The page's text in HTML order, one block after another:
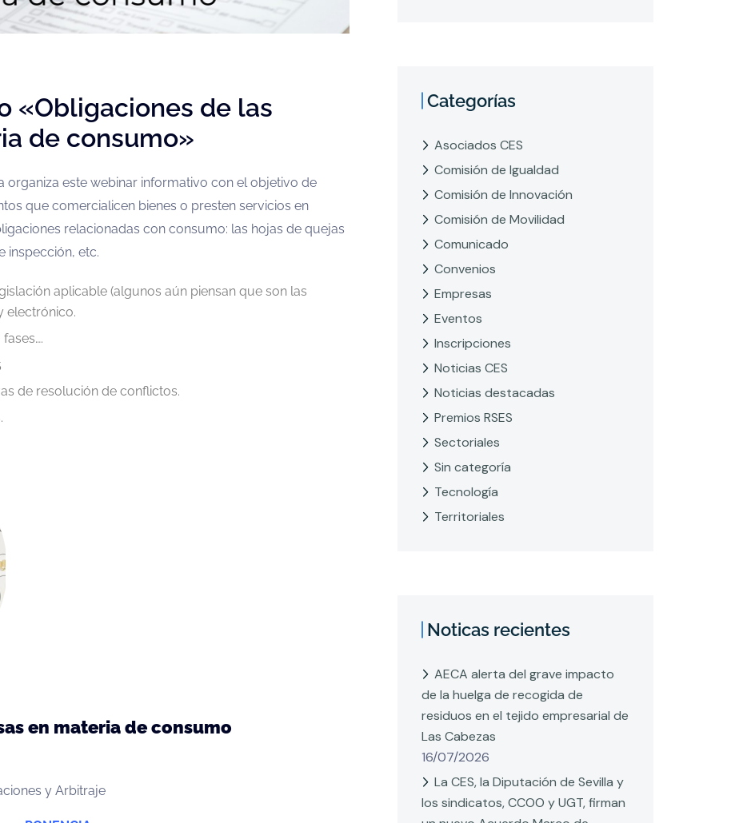
«Obligaciones de las
de consumo»
organiza este webinar informativo con el objetivo de
que comercialicen bienes o presten servicios en
relacionadas con consumo: las hojas de quejas
inspección, etc.
aplicable (algunos aún piensan que son las
electrónico.
de resolución de conflictos.
en materia de consumo
y Arbitraje
Categorías
Asociados CES
Comisión de Igualdad
Comisión de Innovación
Comisión de Movilidad
Comunicado
Convenios
Empresas
Eventos
Inscripciones
Noticias CES
Noticias destacadas
Premios RSES
Sectoriales
Sin categoría
Tecnología
Territoriales
Noticas recientes
AECA alerta del grave impacto
de la huelga de recogida de
residuos en el tejido empresarial de
Las Cabezas
16/07/2026
La CES, la Diputación de Sevilla y
los sindicatos, CCOO y UGT, firman